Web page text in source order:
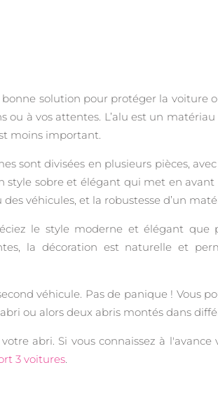
solution pour protéger la voiture
à vos attentes. L’alu est un
moins important.
sont divisées en plusieurs pièces,
sobre et élégant qui met en
véhicules, et la robustesse d’un
le style moderne et élégant que
la décoration est naturelle et
véhicule. Pas de panique ! Vous
ou alors deux abris montés dans
abri. Si vous connaissez à l'avance
3 voitures.